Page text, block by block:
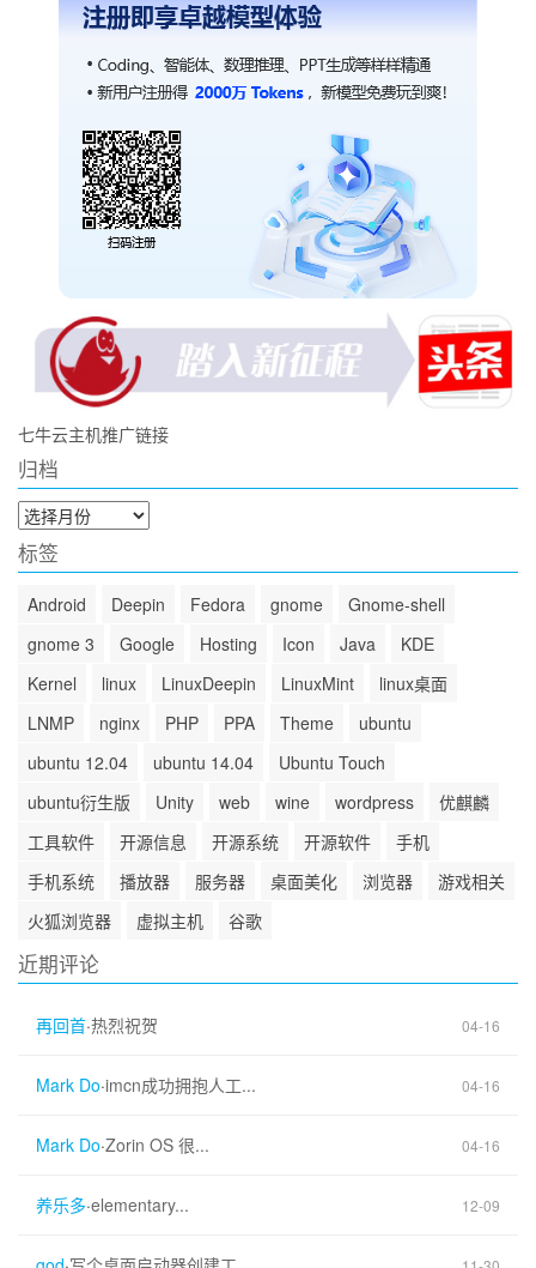
七牛云主机推广链接
归档
归
档
标签
Android Deepin Fedora gnome
Gnome-shell
gnome 3
Google Hosting Icon Java
KDE
Kernel
linux LinuxDeepin LinuxMint
linux桌面
LNMP
nginx PHP PPA Theme
ubuntu
ubuntu 12.04
ubuntu 14.04
Ubuntu Touch
ubuntu衍生版
Unity web wine wordpress
优麒麟
工具软件
开源信息 开源系统 开源软件
手机
手机系统
播放器 服务器 桌面美化 浏览器
游戏相关
火狐浏览器
虚拟主机 谷歌
近期评论
再回首·热烈祝贺 04-16
Mark Do·imcn成功拥抱人工... 04-16
Mark Do·Zorin OS 很... 04-16
养乐多·elementary... 12-09